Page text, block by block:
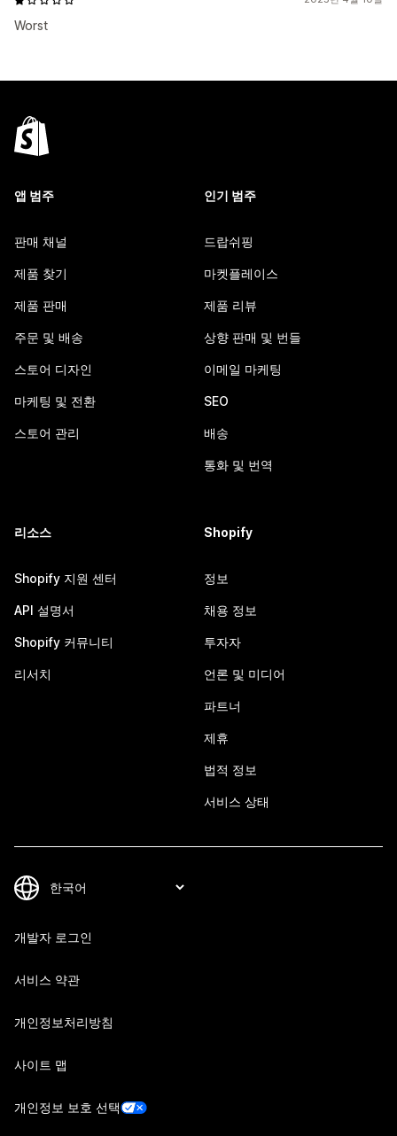
Worst
앱 범주
판매 채널
제품 찾기
제품 판매
주문 및 배송
스토어 디자인
마케팅 및 전환
스토어 관리
인기 범주
드랍쉬핑
마켓플레이스
제품 리뷰
상향 판매 및 번들
이메일 마케팅
SEO
배송
통화 및 번역
리소스
Shopify 지원 센터
API 설명서
Shopify 커뮤니티
리서치
Shopify
정보
채용 정보
투자자
언론 및 미디어
파트너
제휴
법적 정보
서비스 상태
개발자 로그인
서비스 약관
개인정보처리방침
사이트 맵
개인정보 보호 선택